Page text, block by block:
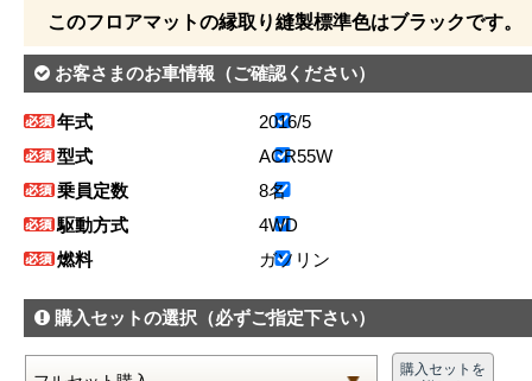
このフロアマットの縁取り縫製標準色はブラックです。
お客さまのお車情報 （ご確認ください）
年式
2016/5
型式
ACR55W
乗員定数
8名
駆動方式
4WD
燃料
ガソリン
購入セットの選択 （必ずご指定下さい）
購入セットを